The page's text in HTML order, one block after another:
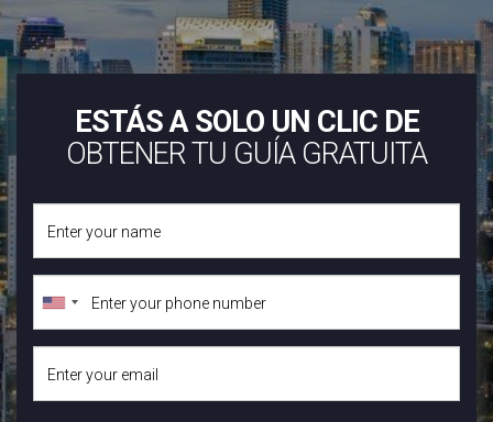
ESTÁS A SOLO UN CLIC DE
OBTENER TU GUÍA GRATUITA